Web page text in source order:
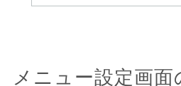
メニュー設定画面